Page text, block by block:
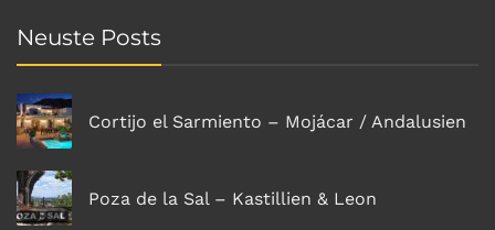
Neuste Posts
Cortijo el Sarmiento – Mojácar / Andalusien
Poza de la Sal – Kastillien & Leon